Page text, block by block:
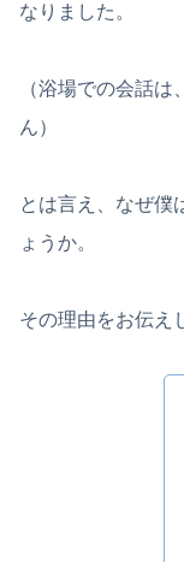
なりました。
（浴場での会話
ん）
とは言え、なぜ僕
ょうか。
その理由をお伝え